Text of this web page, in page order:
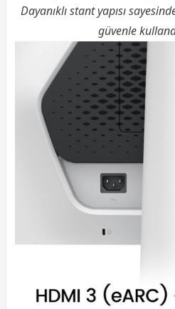
Dayanıklı stant yapısı
güvenle